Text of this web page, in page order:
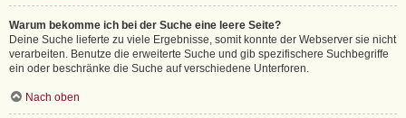
Warum bekomme ich bei der Suche eine leere Seite?
Deine Suche lieferte zu viele Ergebnisse, somit konnte der Webserver sie nicht
verarbeiten. Benutze die erweiterte Suche und gib spezifischere Suchbegriffe
ein oder beschränke die Suche auf verschiedene Unterforen.
Nach oben